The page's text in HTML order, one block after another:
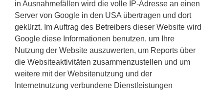
in Ausnahmefällen wird die volle IP-Adresse an einen
Server von Google in den USA übertragen und dort
gekürzt. Im Auftrag des Betreibers dieser Website wird
Google diese Informationen benutzen, um Ihre
Nutzung der Website auszuwerten, um Reports über
die Websiteaktivitäten zusammenzustellen und um
weitere mit der Websitenutzung und der
Internetnutzung verbundene Dienstleistungen